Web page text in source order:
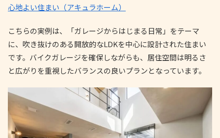
心地よい住まい（アキュラホーム）
こちらの実例は、「ガレージからはじまる日常」をテーマ
に、吹き抜けのある開放的なLDKを中心に設計された住まい
です。バイクガレージを確保しながらも、居住空間は明るさ
と広がりを重視したバランスの良いプランとなっています。